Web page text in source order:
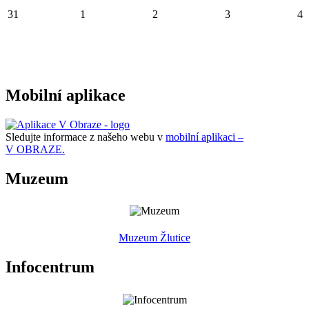
31 1 2 3 4
Mobilní aplikace
Sledujte informace z našeho webu v mobilní aplikaci –
V OBRAZE.
Muzeum
Muzeum Žlutice
Infocentrum